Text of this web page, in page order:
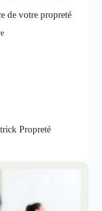
de votre propreté
Propreté